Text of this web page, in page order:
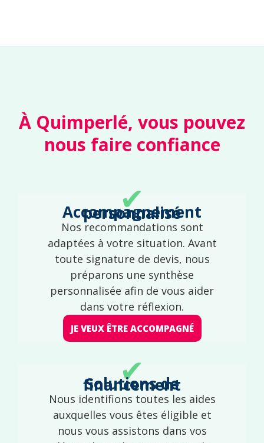
À Quimperlé, vous pouvez
nous faire confiance
✔
Accompagnement personnalisé
Nos recommandations sont
adaptées à votre situation. Avant
toute signature de devis, nous
préparons une synthèse
personnalisée afin de vous aider
dans votre réflexion.
JE VEUX ÊTRE ACCOMPAGNÉ
✔
Solutions de financement
Nous identifions toutes les aides
auxquelles vous êtes éligible et
nous vous assistons dans vos